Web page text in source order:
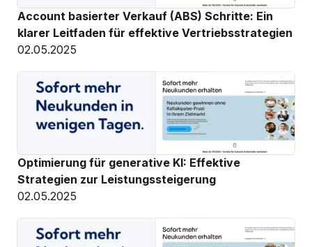
Account basierter Verkauf (ABS) Schritte: Ein
klarer Leitfaden für effektive Vertriebsstrategien
02.05.2025
Optimierung für generative KI: Effektive
Strategien zur Leistungssteigerung
02.05.2025